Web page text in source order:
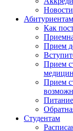
Новости
Абитуриентам
Как
Прием
Прием
Прием
Студентам